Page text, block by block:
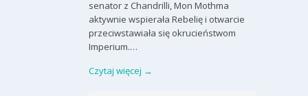
senator z Chandrilli, Mon Mothma
aktywnie wspierała Rebelię i otwarcie
przeciwstawiała się okrucieństwom
Imperium.…
Czytaj więcej →